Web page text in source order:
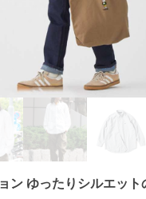
ン ゆったりシルエット